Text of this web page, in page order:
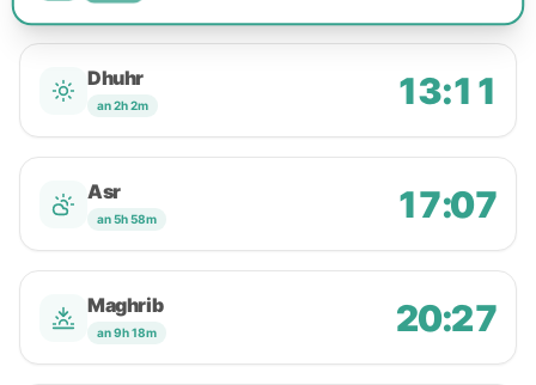
Dhuhr
an 2h 2m 13:11
Asr
an 5h 58m 17:07
Maghrib
an 9h 18m 20:27